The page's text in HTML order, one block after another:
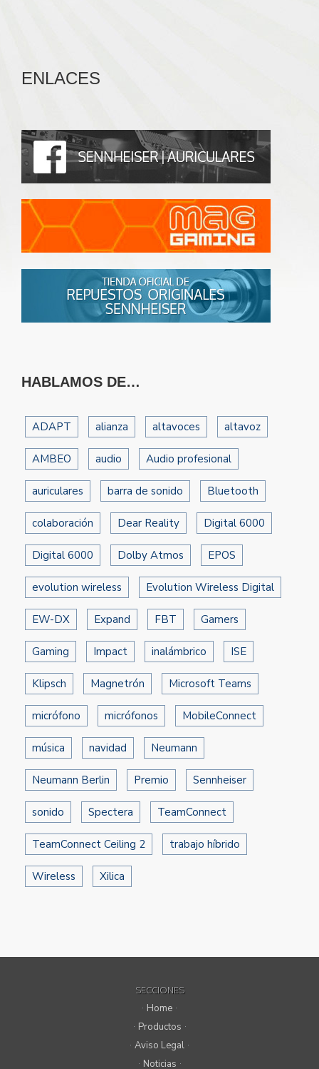
ENLACES
HABLAMOS DE…
ADAPT alianza altavoces altavoz
AMBEO audio Audio profesional
auriculares barra de sonido Bluetooth
colaboración Dear Reality Digital 6000
Digital 6000 Dolby Atmos EPOS
evolution wireless Evolution Wireless Digital
EW-DX Expand FBT Gamers
Gaming Impact inalámbrico ISE
Klipsch Magnetrón Microsoft Teams
micrófono micrófonos MobileConnect
música navidad Neumann
Neumann Berlin Premio Sennheiser
sonido Spectera TeamConnect
TeamConnect Ceiling 2 trabajo híbrido
Wireless Xilica
SECCIONES
Home
Productos
Aviso Legal
Noticias